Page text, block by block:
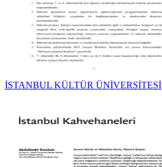
İSTANBUL KÜLTÜR ÜNİVERSİTESİ